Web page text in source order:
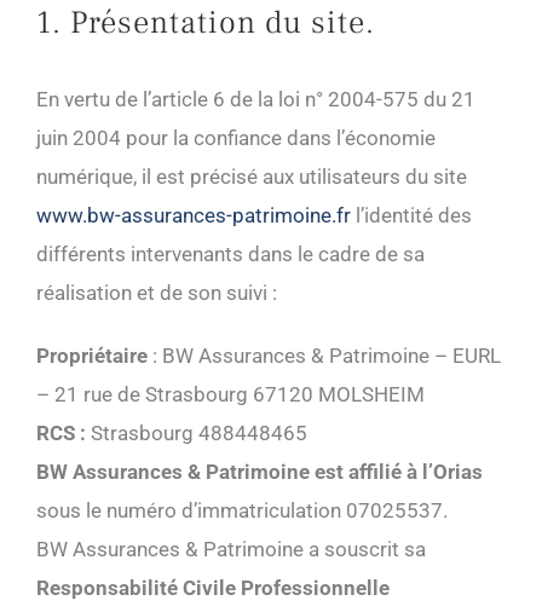
1. Présentation du site.
En vertu de l’article 6 de la loi n° 2004-575 du 21
juin 2004 pour la confiance dans l’économie
numérique, il est précisé aux utilisateurs du site
www.bw-assurances-patrimoine.fr l’identité des
différents intervenants dans le cadre de sa
réalisation et de son suivi :
Propriétaire : BW Assurances & Patrimoine – EURL
– 21 rue de Strasbourg 67120 MOLSHEIM
RCS : Strasbourg 488448465
BW Assurances & Patrimoine est affilié à l’Orias
sous le numéro d’immatriculation 07025537.
BW Assurances & Patrimoine a souscrit sa
Responsabilité Civile Professionnelle